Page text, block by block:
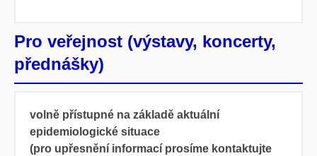
Pro veřejnost (výstavy, koncerty,
přednášky)
volně přístupné na základě aktuální
epidemiologické situace
(pro upřesnění informací prosíme kontaktujte